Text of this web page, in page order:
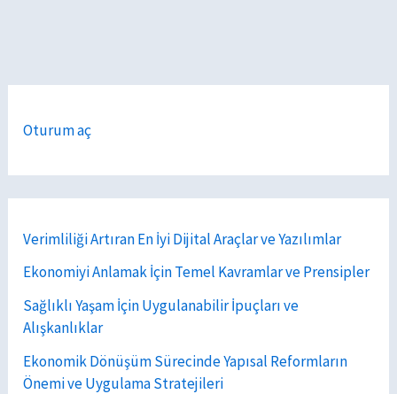
Oturum aç
Verimliliği Artıran En İyi Dijital Araçlar ve Yazılımlar
Ekonomiyi Anlamak İçin Temel Kavramlar ve Prensipler
Sağlıklı Yaşam İçin Uygulanabilir İpuçları ve
Alışkanlıklar
Ekonomik Dönüşüm Sürecinde Yapısal Reformların
Önemi ve Uygulama Stratejileri